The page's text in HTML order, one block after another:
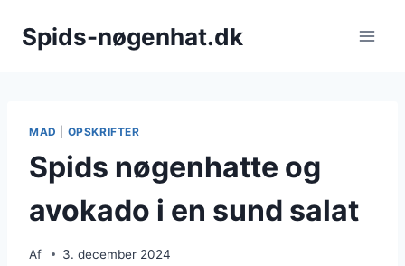
Spids-nøgenhat.dk
MAD OPSKRIFTER
Spids nøgenhatte og
avokado i en sund salat
Af 3. december 2024